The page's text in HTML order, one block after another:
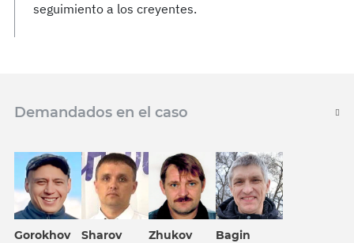
seguimiento a los creyentes.
Demandados en el caso
Gorokhov
Sharov
Zhukov
Bagin